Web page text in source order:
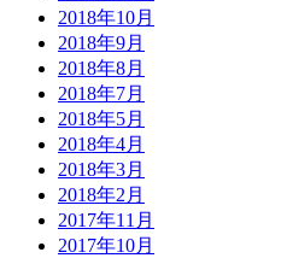
2018年10月
2018年9月
2018年8月
2018年7月
2018年5月
2018年4月
2018年3月
2018年2月
2017年11月
2017年10月